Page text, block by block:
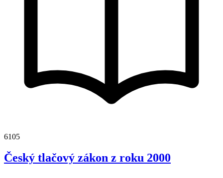
6105
Český tlačový zákon z roku 2000